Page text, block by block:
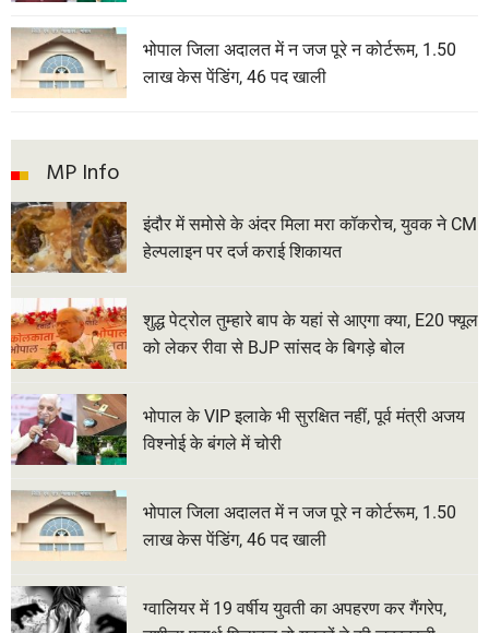
भोपाल जिला अदालत में न जज पूरे न कोर्टरूम, 1.50
लाख केस पेंडिंग, 46 पद खाली
MP Info
इंदौर में समोसे के अंदर मिला मरा कॉकरोच, युवक ने CM
हेल्पलाइन पर दर्ज कराई शिकायत
शुद्ध पेट्रोल तुम्हारे बाप के यहां से आएगा क्या, E20 फ्यूल
को लेकर रीवा से BJP सांसद के बिगड़े बोल
भोपाल के VIP इलाके भी सुरक्षित नहीं, पूर्व मंत्री अजय
विश्नोई के बंगले में चोरी
भोपाल जिला अदालत में न जज पूरे न कोर्टरूम, 1.50
लाख केस पेंडिंग, 46 पद खाली
ग्वालियर में 19 वर्षीय युवती का अपहरण कर गैंगरेप,